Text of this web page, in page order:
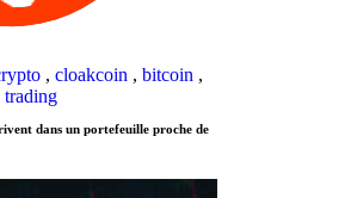
, cloakcoin , bitcoin ,
trading
dans un portefeuille proche de